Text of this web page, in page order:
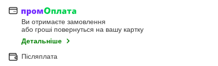
Ви отримаєте замовлення
або гроші повернуться на вашу картку
Детальніше
Післяплата